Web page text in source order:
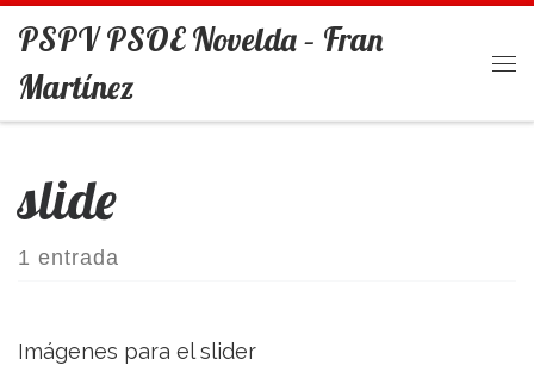
Saltar al contenido
PSPV PSOE Novelda – Fran
Martínez
slide
1 entrada
Imágenes para el slider